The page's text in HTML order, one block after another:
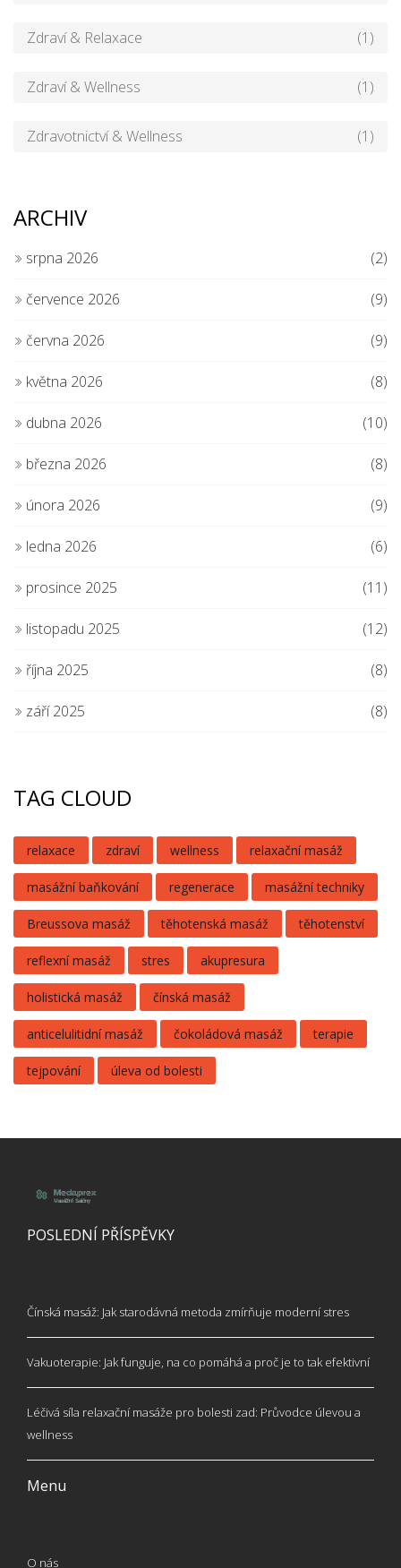
Zdraví & Relaxace (1)
Zdraví & Wellness (1)
Zdravotnictví & Wellness (1)
ARCHIV
srpna 2026 (2)
července 2026 (9)
června 2026 (9)
května 2026 (8)
dubna 2026 (10)
března 2026 (8)
února 2026 (9)
ledna 2026 (6)
prosince 2025 (11)
listopadu 2025 (12)
října 2025 (8)
září 2025 (8)
TAG CLOUD
relaxace zdraví wellness relaxační masáž
masážní baňkování regenerace masážní techniky
Breussova masáž těhotenská masáž těhotenství
reflexní masáž stres akupresura
holistická masáž čínská masáž
anticelulitidní masáž čokoládová masáž terapie
tejpování úleva od bolesti
POSLEDNÍ PŘÍSPĚVKY
Čínská masáž: Jak starodávná metoda zmírňuje moderní stres
Vakuoterapie: Jak funguje, na co pomáhá a proč je to tak efektivní
Léčivá síla relaxační masáže pro bolesti zad: Průvodce úlevou a
wellness
Menu
O nás